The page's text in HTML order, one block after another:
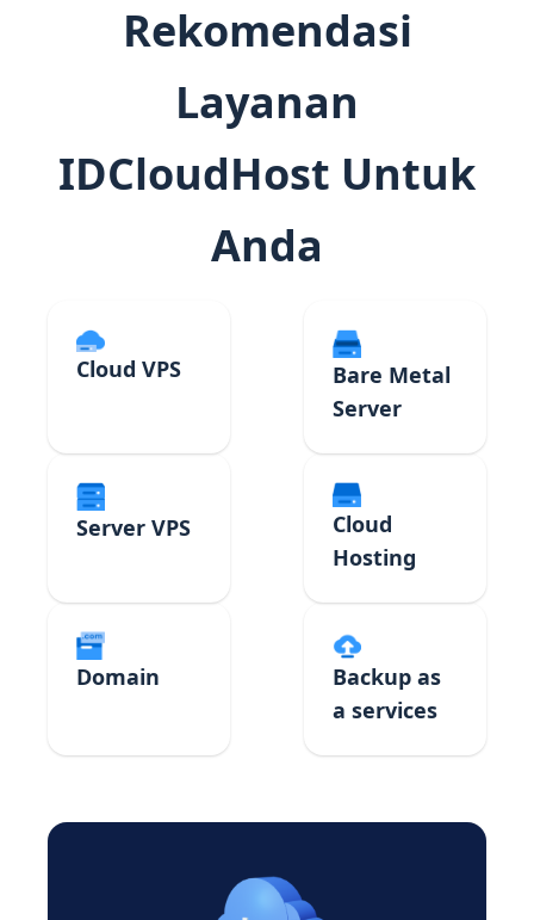
Rekomendasi
Layanan
IDCloudHost Untuk
Anda
Cloud VPS
Bare Metal
Server
Server VPS
Cloud
Hosting
Domain
Backup as
a services